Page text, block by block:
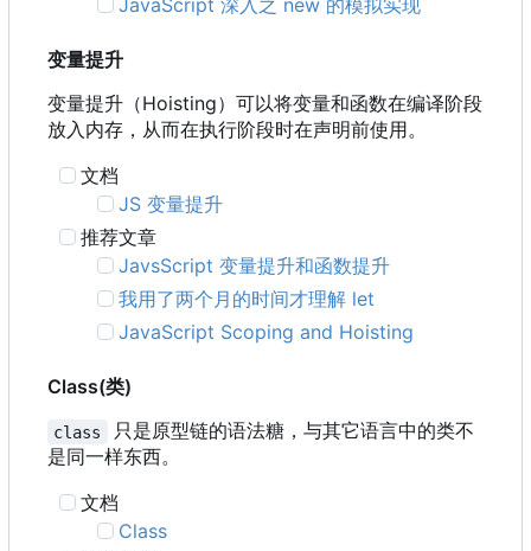
JavaScript 深入之 new 的模拟实现
变量提升
变量提升 （Hoisting） 可以将变量和函数在编译阶段
放入内存 ， 从而在执行阶段时在声明前使用。
文档
JS 变量提升
推荐文章
JavsScript 变量提升和函数提升
我用了两个月的时间才理解 let
JavaScript Scoping and Hoisting
Class(类)
class
只是原型链的语法糖，与其它语言中的类不
是同一样东西。
文档
Class